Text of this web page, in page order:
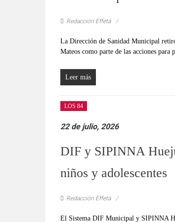
Redacción Effetá
La Dirección de Sanidad Municipal
Mateos como parte de las acciones
Leer más
LOS 84
22 de julio, 2026
DIF y SIPINNA
niños y adolescentes
Redacción Effetá
El Sistema DIF Municipal y SIPINNA